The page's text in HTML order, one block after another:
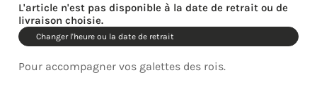
Pour accompagner vos galettes des rois.
L'article n'est pas disponible à la date de retrait ou de
livraison choisie.
Changer l'heure ou la date de retrait